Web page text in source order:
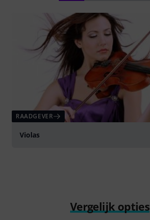
RAADGEVER
Violas
Vergelijk opties